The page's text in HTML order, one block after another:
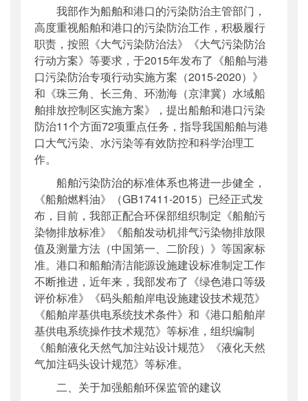
我部作为船舶和港口的污染防治主管部门，
高度重视船舶和港口的污染防治工作，积极履行
职责，按照《大气污染防治法》《大气污染防治
行动方案》等要求，于2015年发布了《船舶与港
口污染防治专项行动实施方案（2015-2020）》
和《珠三角、长三角、环渤海（京津冀）水域船
舶排放控制区实施方案》，提出船舶和港口污染
防治11个方面72项重点任务，指导我国船舶与港
口大气污染、水污染等有效防控和科学治理工
作。
船舶污染防治的标准体系也将进一步健全，
《船舶燃料油》（GB17411-2015）已经正式发
布，目前，我部正配合环保部组织制定《船舶污
染物排放标准》《船舶发动机排气污染物排放限
值及测量方法（中国第一、二阶段）》等国家标
准。港口和船舶清洁能源设施建设标准制定工作
不断推进，近年来，我部发布了《绿色港口等级
评价标准》《码头船舶岸电设施建设技术规范》
《船舶岸基供电系统技术条件》和《港口船舶岸
基供电系统操作技术规范》等标准，组织编制
《船舶液化天然气加注站设计规范》《液化天然
气加注码头设计规范》等标准。
二、关于加强船舶环保监管的建议